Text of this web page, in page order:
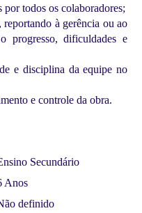
por todos os colaboradores;
à gerência ou ao
progresso, dificuldades e
e disciplina da equipe no
e controle da obra.
Secundário
Anos
definido